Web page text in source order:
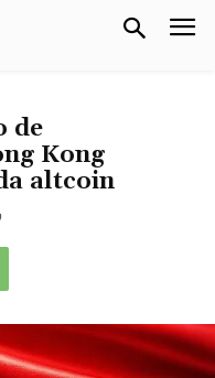
de
Kong
altcoin